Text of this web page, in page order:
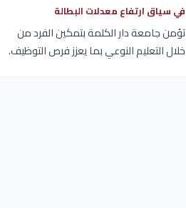
في سياق ارتفاع معدلات البطالة
تؤمن جامعة دار الكلمة بتمكين الفرد من
خلال التعليم النوعي بما يعزز فرص التوظيف.